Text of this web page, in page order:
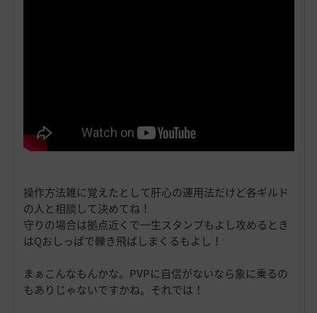
操作方法雑に覚えたとして肝心の運用法だけど各ギルド
の人と相談して決めてね！
守りの場合は拠点近くで一生スタンプもよし攻めるとき
はQおしっぱで轢き飛ばしまくるもよし！
まぁこんなもんかな。PVPに自信がないなら象に乗るの
もありじゃないですかね。それでは！